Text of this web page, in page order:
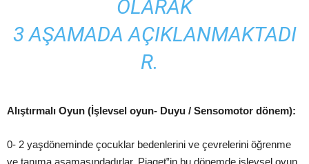
OLARAK
3AŞAMADA AÇIKLANMAKTADI
R.
Alıştırmalı Oyun (İşlevsel oyun- Duyu / Sensomotor dönem):
0- 2 yaşdöneminde çocuklar bedenlerini ve çevrelerini öğrenme